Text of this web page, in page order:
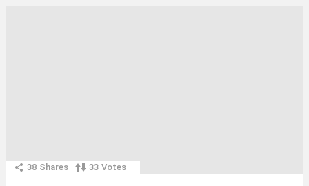
38 Shares 33 Votes